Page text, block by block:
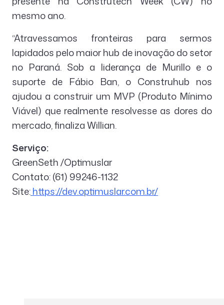
mesmo ano.
“Atravessamos fronteiras para sermos
lapidados pelo maior hub de inovação do setor
no Paraná. Sob a liderança de Murillo e o
suporte de Fábio Ban, o Construhub nos
ajudou a construir um MVP (Produto Mínimo
Viável) que realmente resolvesse as dores do
mercado, finaliza Willian.
Serviço:
GreenSeth /Optimuslar
Contato: (61) 99246-1132
Site:https://dev.optimuslar.com.br/